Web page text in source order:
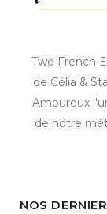
Two French
de Célia &
Amoureux
de notre
NOS